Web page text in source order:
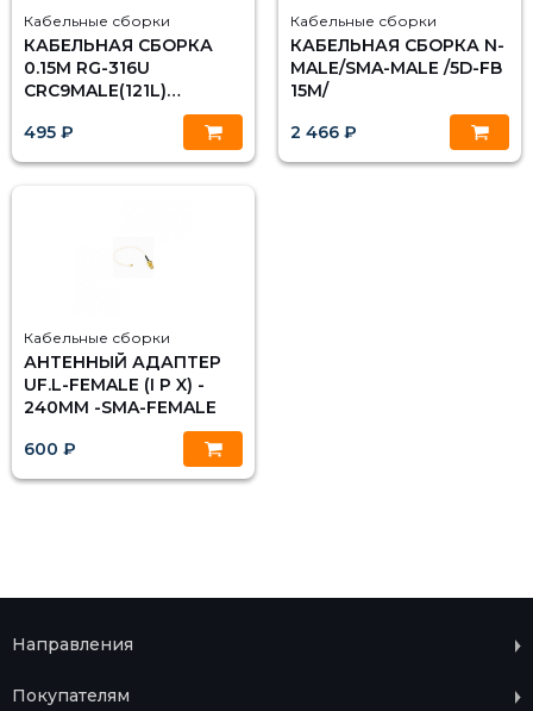
Кабельные сборки
КАБЕЛЬНАЯ СБОРКА
0.15M RG-316U
CRC9MALE(121L)
ГАЙКОЙ(S-231L GGT)
495 ₽
Кабельные сборки
КАБЕЛЬНАЯ СБОРКА N-
MALE/SMA-MALE /5D-FB
15М/
2 466 ₽
Кабельные сборки
АНТЕННЫЙ АДАПТЕР
UF.L-FEMALE (I P X) -
240ММ -SMA-FEMALE
600 ₽
Направления
Покупателям